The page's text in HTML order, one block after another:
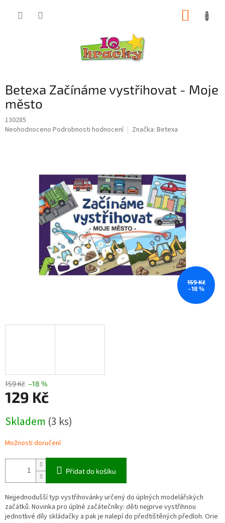
Betexa Začínáme vystřihovat - Moje
město
130285
Průměrné
Neohodnoceno Podrobnosti hodnocení Značka: Betexa
159 Kč
–18 %
159 Kč –18 %
129 Kč
cena:
Skladem (3 ks)
Možnosti doručení
Přidat do košíku
Nejjednodušší typ vystřihovánky určený do úplných modelářských
začátků. Novinka pro úplné začátečníky: děti nejprve vystřihnou
jednotlivé díly skládačky a pak je nalepí do předtištěných předloh. Orie